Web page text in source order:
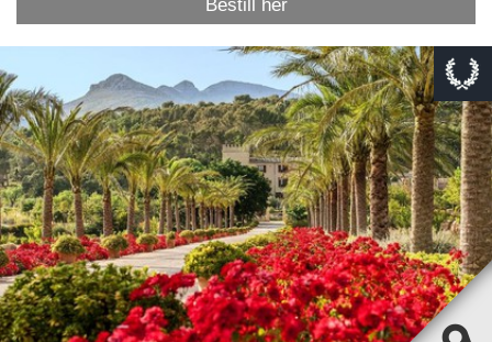
Bestill her
This page can't load Google Maps correctly.
Do you own this website?
OK